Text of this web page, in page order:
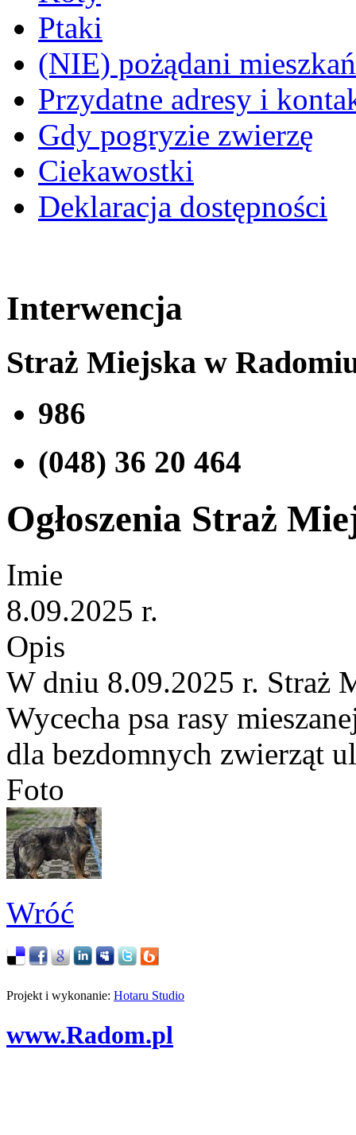
Ptaki
(NIE) pożądani
Przydatne adresy i
Gdy pogryzie zwierzę
Ciekawostki
Deklaracja dostępności
Interwencja
Straż Miejska w
986
(048) 36 20 464
Ogłoszenia Straż
Imie
8.09.2025 r.
Opis
W dniu 8.09.2025 r. Straż
Wycecha psa rasy
dla bezdomnych zwierząt
Foto
Wróć
Projekt i wykonanie: Hotaru Studio
www.Radom.pl